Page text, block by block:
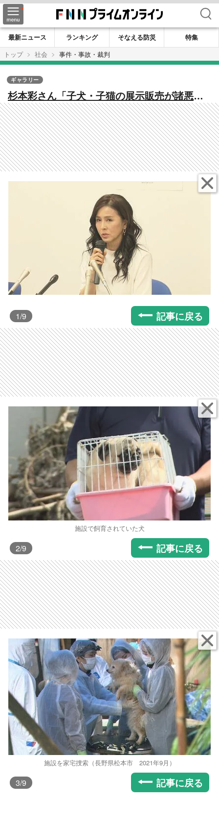
検索
最新ニュース ランキング そなえる防災
特集
トップ
社会 事件・事故・裁判
杉本彩さん「子犬・子猫の展示販売が諸悪の
根源」命を大量生産・流通…ペットビジネス
の闇「さらなる厳罰化、規制を」
ギャラリー
1/9 記事に戻る
施設で飼育されていた犬
2/9 記事に戻る
施設を家宅捜索（長野県松本市 2021年9月）
3/9 記事に戻る